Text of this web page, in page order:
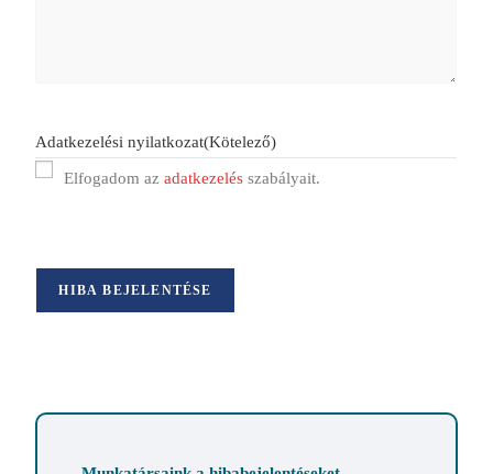
Adatkezelési nyilatkozat(Kötelező)
Elfogadom azadatkezelés szabályait.
HIBA BEJELENTÉSE